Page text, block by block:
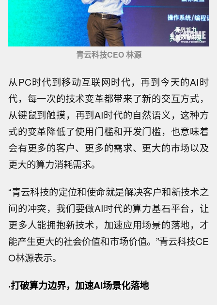
青云科技CEO 林源
从PC时代到移动互联网时代，再到今天的AI时
代，每一次的技术变革都带来了新的交互方式，
从键鼠到触摸，再到AI时代的自然语义，这种方
式的变革降低了使用门槛和开发门槛，也意味着
会有更多的客户、更多的需求、更大的市场以及
更大的算力消耗需求。
“青云科技的定位和使命就是解决客户和新技术之
间的冲突，我们要做AI时代的算力基石平台，让
更多人能拥抱新技术，加速应用场景的落地，才
能产生更大的社会价值和市场价值。”青云科技CE
O林源表示。
·打破算力边界，加速AI场景化落地